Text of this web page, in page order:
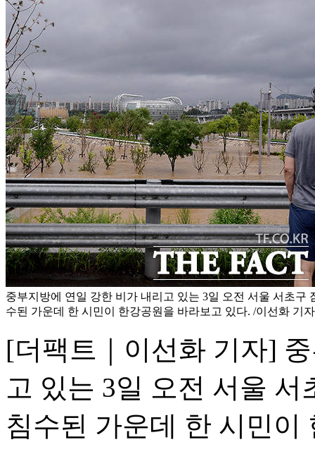
중부지방에 연일 강한 비가 내리고 있는 3일 오전 서울 서초구
수된 가운데 한 시민이 한강공원을 바라보고 있다. /이선화 기자
[더팩트｜이선화 기자]
고 있는 3일 오전 서울
침수된 가운데 한 시민이